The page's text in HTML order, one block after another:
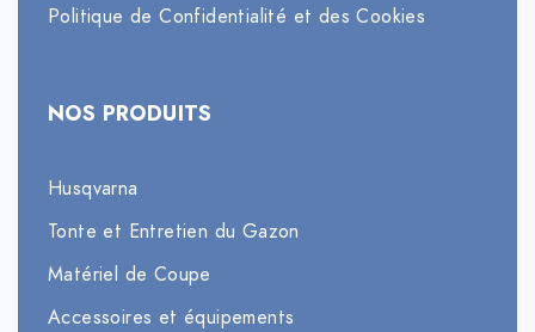
Politique de Confidentialité et des Cookies
NOS PRODUITS
Husqvarna
Tonte et Entretien du Gazon
Matériel de Coupe
Accessoires et équipements